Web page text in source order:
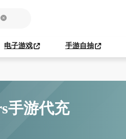
电子游戏 手游自抽
手游代充